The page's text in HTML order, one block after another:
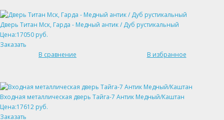
Дверь Титан Мск, Гарда - Медный антик / Дуб рустикальный
Цена:17050 руб.
Заказать
В сравнение
В избранное
Входная металлическая дверь Тайга-7 Антик Медный/Каштан
Цена:17612 руб.
Заказать